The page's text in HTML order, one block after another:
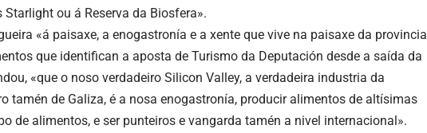
ou á Reserva da Biosfera».
«á paisaxe, a enogastronía e a xente que vive na paisaxe da provincia
que identifican a aposta de Turismo da Deputación desde a saída da
«que o noso verdadeiro Silicon Valley, a verdadeira industria da
tamén de Galiza, é a nosa enogastronía, producir alimentos de altísimas
de alimentos, e ser punteiros e vangarda tamén a nivel internacional».